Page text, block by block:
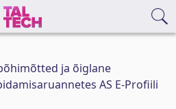
ja õiglane
AS E-Profiili